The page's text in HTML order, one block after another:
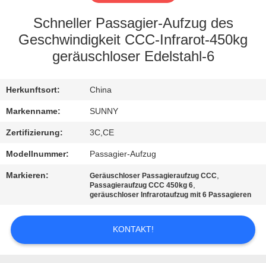
FABRIK-
AUSFLUG
TRETEN
SIE
MIT
UNS
FORDERN
Schneller Passagier-Aufzug des
Geschwindigkeit CCC-Infrarot-450kg
geräuschloser Edelstahl-6
Herkunftsort: China
Markenname: SUNNY
Zertifizierung: 3C,CE
Modellnummer: Passagier-Aufzug
Markieren: Geräuschloser Passagieraufzug CCC,
Passagieraufzug CCC 450kg 6,
geräuschloser Infrarotaufzug mit 6 Passagieren
KONTAKT!